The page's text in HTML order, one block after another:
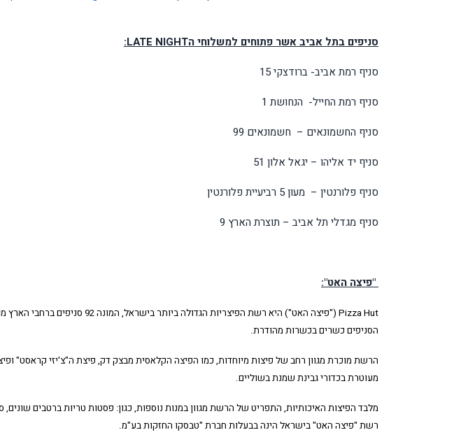
סניפים בתל אביב אשר פתוחים למשלוחי הLATE NIGHT
:
סניף רמת אביב- ברודצקי 15
סניף רמת החייל- הנחושת 1
סניף החשמונאים – חשמונאים 99
סניף יד אליהו – יגאל אלון 51
סניף פלורנטין – מעון 5 רביעיית פלורנטין
סניף מגדלי תל אביב – תוצרת הארץ 9
"פיצה האט":
Pizza Hut
("פיצה האט") היא רשת הפיצריות הגדולה
הסניפים כשרים בכשרות מהודרת.
הרשת מוכרת מגוון רחב של פיצות מיוחדות, כמו הפיצה הקלאסית מבצק דק, פיצת ה"צ'יזי קראסט"
מעוטרת בכדורי גבינת שמנת בשוליים.
מלבד הפיצות האיכותיות, התפריט של הרשת מגוון במנות נוספות, כגון: פסטות טריות ברטבים שונים,
רשת "פיצה האט" בישראל הינה בבעלות חברת "טבסקו החזקות בע"מ.